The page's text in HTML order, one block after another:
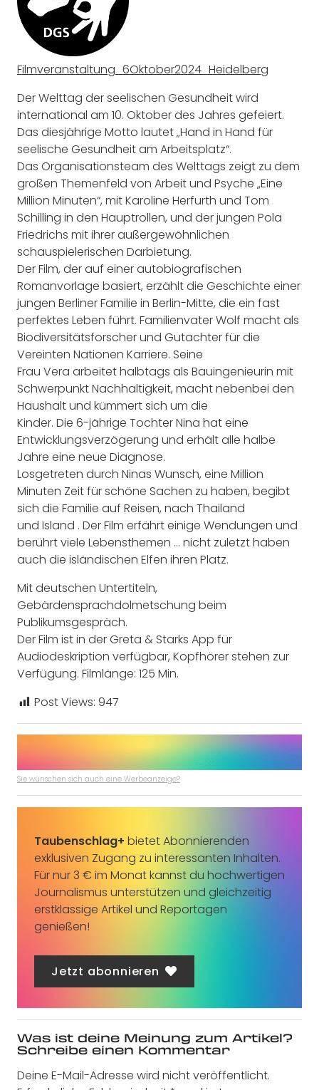
Filmveranstaltung_6Oktober2024_Heidelberg
Der Welttag der seelischen Gesundheit wird
international am 10. Oktober des Jahres gefeiert.
Das diesjährige Motto lautet „Hand in Hand für
seelische Gesundheit am Arbeitsplatz“.
Das Organisationsteam des Welttags zeigt zu dem
großen Themenfeld von Arbeit und Psyche „Eine
Million Minuten“, mit Karoline Herfurth und Tom
Schilling in den Hauptrollen, und der jungen Pola
Friedrichs mit ihrer außergewöhnlichen
schauspielerischen Darbietung.
Der Film, der auf einer autobiografischen
Romanvorlage basiert, erzählt die Geschichte einer
jungen Berliner Familie in Berlin-Mitte, die ein fast
perfektes Leben führt. Familienvater Wolf macht als
Biodiversitätsforscher und Gutachter für die
Vereinten Nationen Karriere. Seine
Frau Vera arbeitet halbtags als Bauingenieurin mit
Schwerpunkt Nachhaltigkeit, macht nebenbei den
Haushalt und kümmert sich um die
Kinder. Die 6-jährige Tochter Nina hat eine
Entwicklungsverzögerung und erhält alle halbe
Jahre eine neue Diagnose.
Losgetreten durch Ninas Wunsch, eine Million
Minuten Zeit für schöne Sachen zu haben, begibt
sich die Familie auf Reisen, nach Thailand
und Island . Der Film erfährt einige Wendungen und
berührt viele Lebensthemen … nicht zuletzt haben
auch die isländischen Elfen ihren Platz.
Mit deutschen Untertiteln,
Gebärdensprachdolmetschung beim
Publikumsgespräch.
Der Film ist in der Greta & Starks App für
Audiodeskription verfügbar, Kopfhörer stehen zur
Verfügung. Filmlänge: 125 Min.
Post Views: 947
Sie wünschen sich auch eine Werbeanzeige?
Taubenschlag+ bietet Abonnierenden
exklusiven Zugang zu interessanten Inhalten.
Für nur 3 € im Monat kannst du hochwertigen
Journalismus unterstützen und gleichzeitig
erstklassige Artikel und Reportagen
genießen!
Jetzt abonnieren
Was ist deine Meinung zum Artikel?
Schreibe einen Kommentar
Deine E-Mail-Adresse wird nicht veröffentlicht.